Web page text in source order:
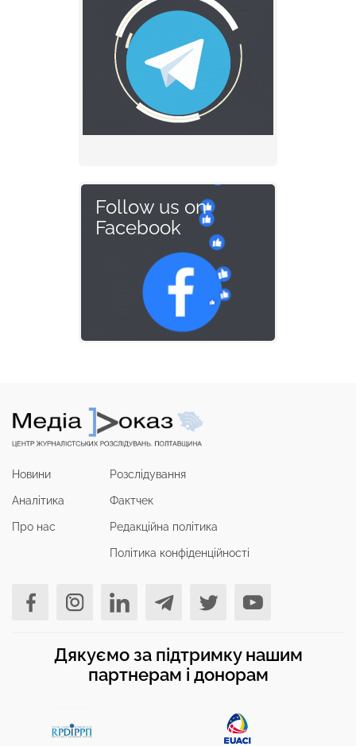
Follow us on
Facebook
Новини
Аналітика
Про нас
Розслідування
Фактчек
Редакційна політика
Політика конфіденційності
Дякуємо за підтримку нашим
партнерам і донорам